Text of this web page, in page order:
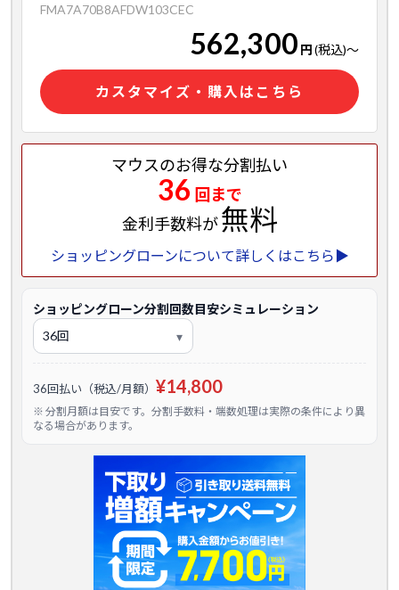
FMA7A70B8AFDW103CEC
562,300 円(税込)～
カスタマイズ・購入はこちら
マウスのお得な分割払い
36 回まで
金利手数料が無料
ショッピングローンについて詳しくはこちら▶
ショッピングローン分割回数目安シミュレーション
36回払い（税込/月額） ¥14,800
※ 分割月額は目安です。分割手数料・端数処理は実際の条件により異
なる場合があります。